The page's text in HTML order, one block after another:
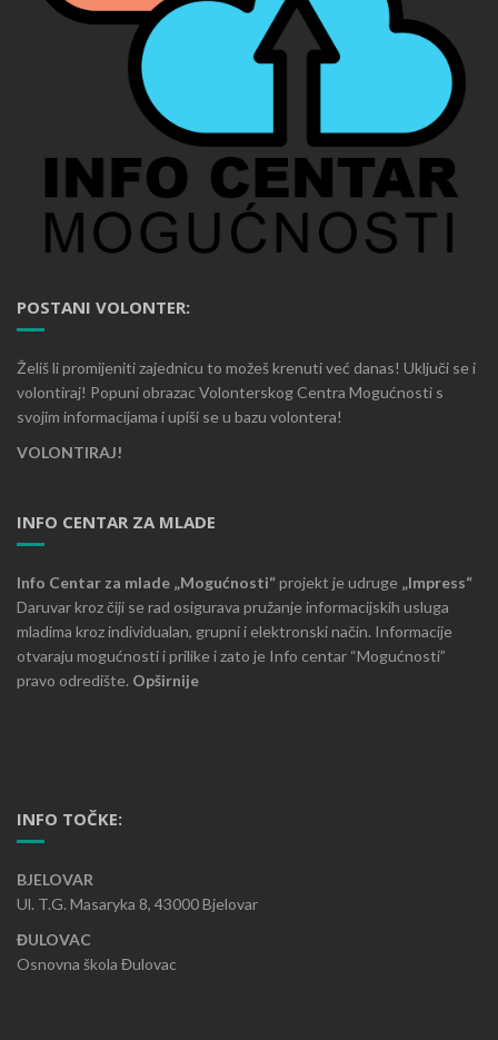
POSTANI VOLONTER:
Želiš li promijeniti zajednicu to možeš krenuti već danas! Uključi se i
volontiraj! Popuni obrazac Volonterskog Centra Mogućnosti s
svojim informacijama i upiši se u bazu volontera!
VOLONTIRAJ!
INFO CENTAR ZA MLADE
Info Centar za mlade „Mogućnosti“projekt je udruge „Impress“
Daruvar kroz čiji se rad osigurava pružanje informacijskih usluga
mladima kroz individualan, grupni i elektronski način. Informacije
otvaraju mogućnosti i prilike i zato je Info centar “Mogućnosti”
pravo odredište. Opširnije
INFO TOČKE:
BJELOVAR
Ul. T.G. Masaryka 8, 43000 Bjelovar
ĐULOVAC
Osnovna škola Đulovac